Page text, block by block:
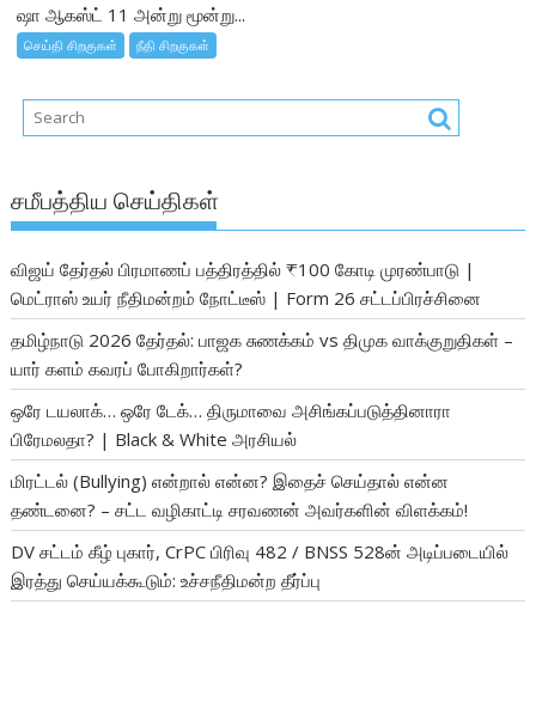
ஷா ஆகஸ்ட் 11 அன்று மூன்று...
செய்தி சிறகுகள் நீதி சிறகுகள்
சமீபத்திய செய்திகள்
விஜய் தேர்தல் பிரமாணப் பத்திரத்தில் ₹100 கோடி முரண்பாடு |
மெட்ராஸ் உயர் நீதிமன்றம் நோட்டீஸ் | Form 26 சட்டப்பிரச்சினை
தமிழ்நாடு 2026 தேர்தல்: பாஜக சுணக்கம் vs திமுக வாக்குறுதிகள் –
யார் களம் கவரப் போகிறார்கள்?
ஒரே டயலாக்… ஒரே டேக்… திருமாவை அசிங்கப்படுத்தினாரா
பிரேமலதா? | Black & White அரசியல்
மிரட்டல் (Bullying) என்றால் என்ன? இதைச் செய்தால் என்ன
தண்டனை? – சட்ட வழிகாட்டி சரவணன் அவர்களின் விளக்கம்!
DV சட்டம் கீழ் புகார், CrPC பிரிவு 482 / BNSS 528ன் அடிப்படையில்
இரத்து செய்யக்கூடும்: உச்சநீதிமன்ற தீர்ப்பு